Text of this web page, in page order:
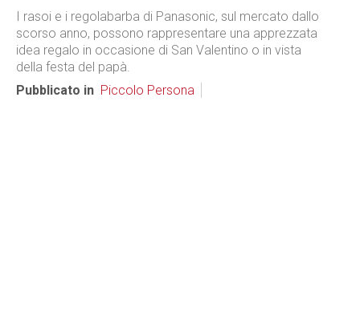
I rasoi e i regolabarba di Panasonic, sul mercato dallo
scorso anno, possono rappresentare una apprezzata
idea regalo in occasione di San Valentino o in vista
della festa del papà.
Pubblicato in Piccolo Persona